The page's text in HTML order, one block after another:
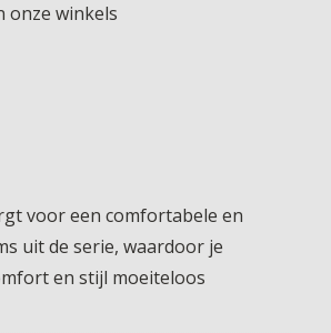
onze winkels
voor een comfortabele en
uit de serie, waardoor je
en stijl moeiteloos